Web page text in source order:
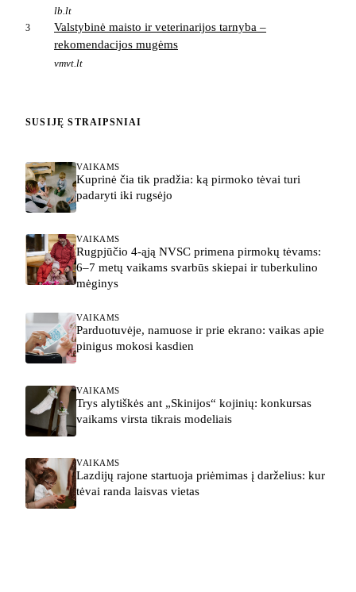
lb.lt
3
Valstybinė maisto ir veterinarijos tarnyba –
rekomendacijos mugėms
vmvt.lt
SUSIJĘ STRAIPSNIAI
VAIKAMS
Kuprinė čia tik pradžia: ką pirmoko tėvai turi
padaryti iki rugsėjo
VAIKAMS
Rugpjūčio 4-ąją NVSC primena pirmokų tėvams:
6–7 metų vaikams svarbūs skiepai ir tuberkulino
mėginys
VAIKAMS
Parduotuvėje, namuose ir prie ekrano: vaikas apie
pinigus mokosi kasdien
VAIKAMS
Trys alytiškės ant „Skinijos“ kojinių: konkursas
vaikams virsta tikrais modeliais
VAIKAMS
Lazdijų rajone startuoja priėmimas į darželius: kur
tėvai randa laisvas vietas